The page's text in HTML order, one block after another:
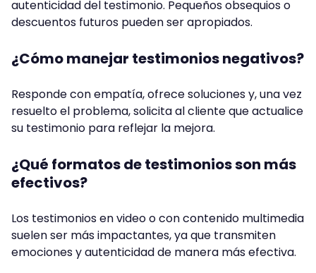
autenticidad del testimonio. Pequeños obsequios o
descuentos futuros pueden ser apropiados.
¿Cómo manejar testimonios negativos?
Responde con empatía, ofrece soluciones y, una vez
resuelto el problema, solicita al cliente que actualice
su testimonio para reflejar la mejora.
¿Qué formatos de testimonios son más
efectivos?
Los testimonios en video o con contenido multimedia
suelen ser más impactantes, ya que transmiten
emociones y autenticidad de manera más efectiva.